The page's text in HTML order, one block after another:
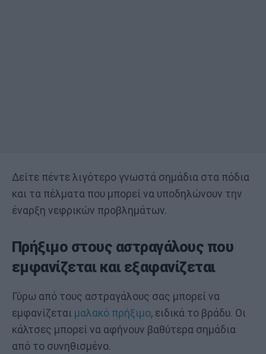
Δείτε πέντε λιγότερο γνωστά σημάδια στα πόδια
και τα πέλματα που μπορεί να υποδηλώνουν την
έναρξη νεφρικών προβλημάτων.
Πρήξιμο στους αστραγάλους που
εμφανίζεται και εξαφανίζεται
Γύρω από τους αστραγάλους σας μπορεί να
εμφανίζεται μαλακό πρήξιμο, ειδικά το βράδυ. Οι
κάλτσες μπορεί να αφήνουν βαθύτερα σημάδια
από το συνηθισμένο.